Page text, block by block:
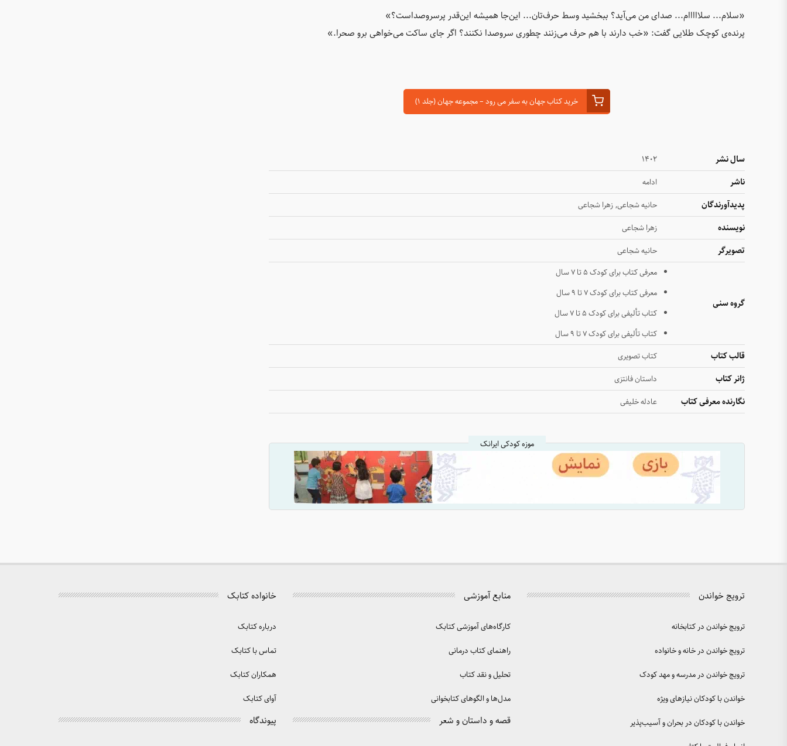
«سلام... سلااااام... صدای من می‌آید؟ ببخشید وسط حرف‌تان... این‌جا همیشه این‌قدر پرسروصداست؟»
پرنده‌ی کوچک طلایی گفت: «خب دارند با هم حرف می‌زنند چطوری سرو‌صدا نکنند؟ اگر جای ساکت می‌خواهی برو صحرا.»
خرید کتاب جهان به سفر می رود – مجموعه جهان (جلد ۱)
سال نشر
۱۴۰۲
ناشر
ادامه
پدیدآورندگان حانیه شجاعی,زهرا شجاعی
نویسنده زهرا شجاعی
تصویرگر حانیه شجاعی
گروه سنی
معرفی کتاب برای کودک ۵ تا ۷ سال
معرفی کتاب برای کودک ۷ تا ۹ سال
کتاب تألیفی برای کودک ۵ تا ۷ سال
کتاب تألیفی برای کودک ۷ تا ۹ سال
قالب کتاب کتاب تصویری
ژانر کتاب داستان فانتزی
نگارنده معرفی کتاب عادله خلیفی
موزه کودکی ایرانک
ترویج خواندن
ترویج خواندن در کتابخانه
ترویج خواندن در خانه و خانواده
ترویج خواندن در مدرسه و مهد کودک
خواندن با کودکان نیازهای ویژه
خواندن با کودکان در بحران و آسیب‌پذیر
منابع آموزشی
کارگاه‌های آموزشی کتابک
راهنمای کتاب درمانی
تحلیل و نقد کتاب
مدل‌ها و الگوهای کتابخوانی
قصه و داستان و شعر
خانواده کتابک
درباره کتابک
تماس با کتابک
همکاران کتابک
آوای کتابک
پیوندگاه